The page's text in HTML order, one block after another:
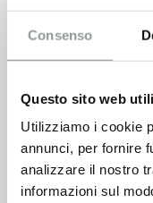
Consenso
Questo sito web
Utilizziamo i cookie
annunci, per fornire
analizzare il nostro
informazioni sul